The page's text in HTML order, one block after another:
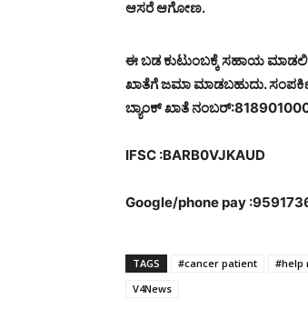
ಆಸರೆ ಆಗೋಣ.
ಈ ಬಡ ಕುಟುಂಬಕ್ಕೆ ಸಹಾಯ
ಖಾತೆಗೆ ಜಮಾ ಮಾಡಬಹುದು.
ಬ್ಯಾಂಕ್ ಖಾತೆ
IFSC :BARB0VJKAUD
Google/phone pay
TAGS #cancer patient #help
V4News